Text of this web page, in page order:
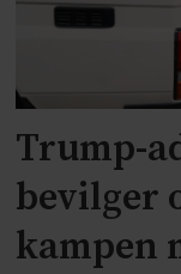
Trump-
bevilger
kampen